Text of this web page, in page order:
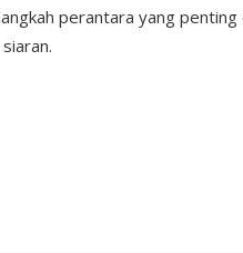
perantara yang